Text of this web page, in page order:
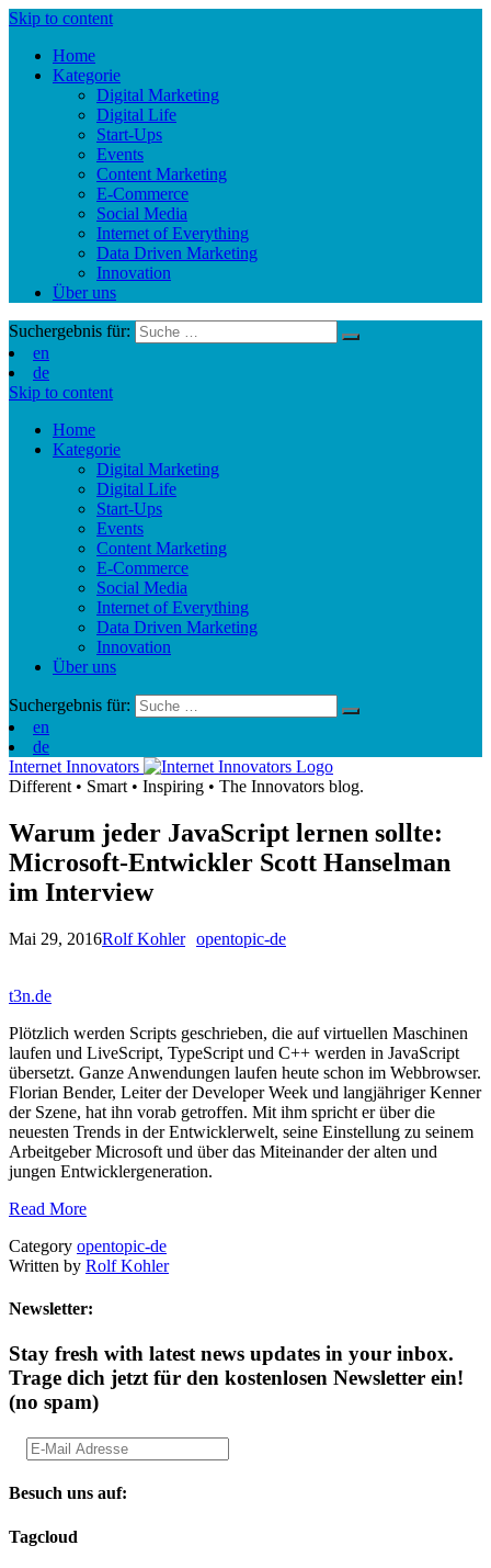
Skip to content
Home
Kategorie
Digital Marketing
Digital Life
Start-Ups
Events
Content Marketing
E-Commerce
Social Media
Internet of Everything
Data Driven Marketing
Innovation
Über uns
Suchergebnis für:
en
de
Skip to content
Home
Kategorie
Digital Marketing
Digital Life
Start-Ups
Events
Content Marketing
E-Commerce
Social Media
Internet of Everything
Data Driven Marketing
Innovation
Über uns
Suchergebnis für:
en
de
Internet Innovators
Different • Smart • Inspiring • The Innovators blog.
Warum jeder JavaScript lernen sollte:
Microsoft-Entwickler Scott Hanselman
im Interview
Mai 29, 2016Rolf Kohler opentopic-de
t3n.de
Plötzlich werden Scripts geschrieben, die auf virtuellen Maschinen
laufen und LiveScript, TypeScript und C++ werden in JavaScript
übersetzt. Ganze Anwendungen laufen heute schon im Webbrowser.
Florian Bender, Leiter der Developer Week und langjähriger Kenner
der Szene, hat ihn vorab getroffen. Mit ihm spricht er über die
neuesten Trends in der Entwicklerwelt, seine Einstellung zu seinem
Arbeitgeber Microsoft und über das Miteinander der alten und
jungen Entwicklergeneration.
Read More
Category opentopic-de
Written by Rolf Kohler
Newsletter:
Stay fresh with latest news updates in your inbox.
Trage dich jetzt für den kostenlosen Newsletter ein!
(no spam)
Besuch uns auf:
Tagcloud